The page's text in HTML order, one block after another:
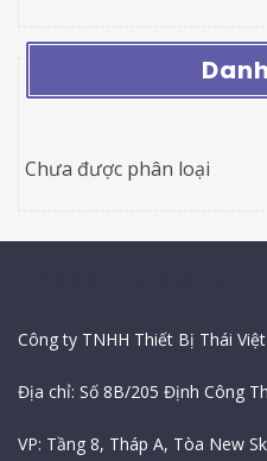
Chưa được phân loại
Công ty TNHH Thiết Bị Thái Việt
Địa chỉ: Số 8B/205 Định Công
VP: Tầng 8, Tháp A, Tòa New